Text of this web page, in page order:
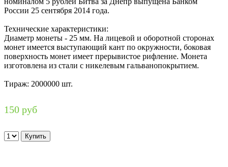
России 25 сентября 2014 года.
Технические характеристики:
Диаметр монеты - 25 мм. На лицевой и оборотной сторонах
монет имеется выступающий кант по окружности, боковая
поверхность монет имеет прерывистое рифление. Монета
изготовлена из стали с никелевым гальванопокрытием.
Тираж: 2000000 шт.
150 руб